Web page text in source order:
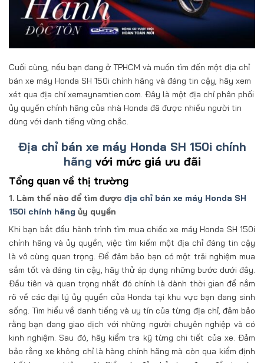
Cuối cùng, nếu bạn đang ở TPHCM và muốn tìm đến một địa chỉ
bán xe máy Honda SH 150i chính hãng và đáng tin cậy, hãy xem
xét qua địa chỉ xemaynamtien.com. Đây là một địa chỉ phân phối
ủy quyền chính hãng của nhà Honda đã được nhiều người tin
dùng với danh tiếng vững chắc.
Địa chỉ bán xe máy Honda SH 150i chính
hãng với mức giá ưu đãi
Tổng quan về thị trường
1. Làm thế nào để tìm được địa chỉ bán xe máy Honda SH
150i chính hãng ủy quyền
Khi bạn bắt đầu hành trình tìm mua chiếc xe máy Honda SH 150i
chính hãng và ủy quyền, việc tìm kiếm một địa chỉ đáng tin cậy
là vô cùng quan trọng. Để đảm bảo bạn có một trải nghiệm mua
sắm tốt và đáng tin cậy, hãy thử áp dụng những bước dưới đây.
Đầu tiên và quan trọng nhất đó chính là dành thời gian để nắm
rõ về các đại lý ủy quyền của Honda tại khu vực bạn đang sinh
sống. Tìm hiểu về danh tiếng và uy tín của từng địa chỉ, đảm bảo
rằng bạn đang giao dịch với những người chuyên nghiệp và có
kinh nghiệm. Sau đó, hãy kiểm tra kỹ từng chi tiết của xe. Đảm
bảo rằng xe không chỉ là hàng chính hãng mà còn qua kiểm định